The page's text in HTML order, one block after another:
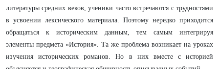
литературы средних веков, ученики часто встречаются с трудностями
в усвоении лексического материала. Поэтому нередко приходится
обращаться к историческим данным, тем самым интегрируя
элементы предмета «История». Та же проблема возникает на уроках
изучения исторических романов. Но в них вместе с историей